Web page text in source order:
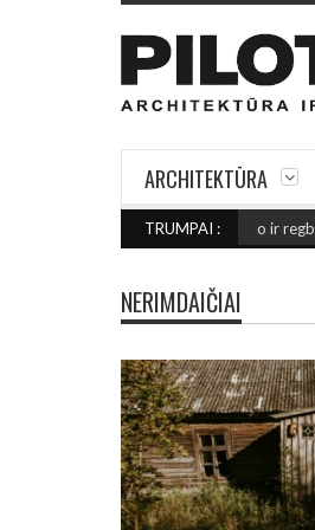
ARCHITEKTŪRA
TRUMPAI :
PRIE FINIŠO: Šiaulių futbolo ir regbio
NERIMDAIČIAI